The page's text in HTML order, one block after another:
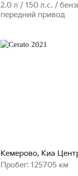
2.0 л / 150 л.c. /
передний привод
Кемерово, Киа
Пробег: 125705 км